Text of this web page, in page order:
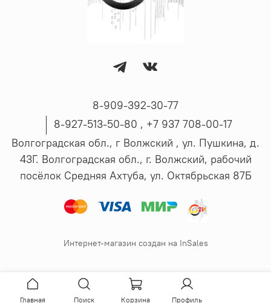
8-909-392-30-77
8-927-513-50-80 , ‪+7 937 708-00-17
Волгоградская обл., г Волжский , ул. Пушкина, д.
43Г. Волгоградская обл., г. Волжский, рабочий
посёлок Средняя Ахтуба, ул. Октябрьская 87Б
Интернет-магазин создан на InSales
Главная Поиск Корзина Профиль